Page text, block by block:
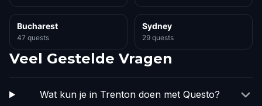
Bucharest
47 quests
Sydney
29 quests
Veel Gestelde Vragen
Wat kun je in Trenton doen met Questo?